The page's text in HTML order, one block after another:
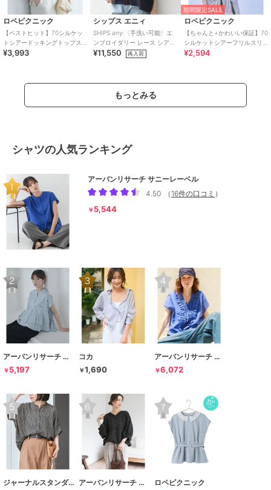
ロペピクニック
【ベストヒット】70シルケッ
トシアードッキングトップス/
着丈が選べる・UVカット・接
¥3,993
シップス エニィ
SHIPS any:〈手洗い可能〉エ
ンブロイダリー レース シアー
フレンチスリーブ シャツ
¥11,550 再入荷
期間限定SALE
ロペピクニック
【ちゃんと+かわいい保証】70
シルケットシアーフリルスリ
ーブトップス/UVケア・接触冷
¥2,594
もっとみる
シャツの人気ランキング
アーバンリサーチ サニーレーベル
4.50
（ 16件の口コミ ）
￥ 5,544
アーバンリサーチ サニーレーベル
￥ 5,197
コカ
￥1,690
アーバンリサーチ サニーレーベル
￥6,072
ジャーナルスタンダード レサージュ アーバンリサーチ ドアーズ ロペピクニック